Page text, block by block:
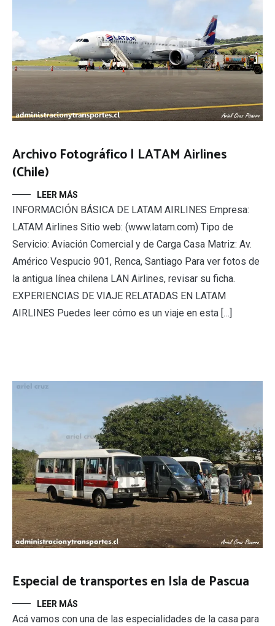
Archivo Fotográfico | LATAM Airlines
(Chile)
LEER MÁS
INFORMACIÓN BÁSICA DE LATAM AIRLINES Empresa:
LATAM Airlines Sitio web: (www.latam.com) Tipo de
Servicio: Aviación Comercial y de Carga Casa Matriz: Av.
Américo Vespucio 901, Renca, Santiago Para ver fotos de
la antigua línea chilena LAN Airlines, revisar su ficha.
EXPERIENCIAS DE VIAJE RELATADAS EN LATAM
AIRLINES Puedes leer cómo es un viaje en esta […]
Especial de transportes en Isla de Pascua
LEER MÁS
Acá vamos con una de las especialidades de la casa para